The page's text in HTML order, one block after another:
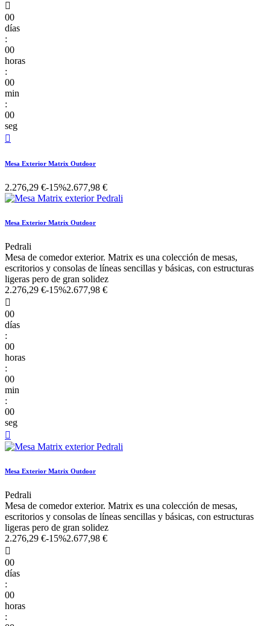

00
días
:
00
horas
:
00
min
:
00
seg

Mesa Exterior Matrix Outdoor
2.276,29 €-15%2.677,98 €
Mesa Exterior Matrix Outdoor
Pedrali
Mesa de comedor exterior. Matrix es una colección de mesas,
escritorios y consolas de líneas sencillas y básicas, con estructuras
ligeras pero de gran solidez
2.276,29 €-15%2.677,98 €

00
días
:
00
horas
:
00
min
:
00
seg

Mesa Exterior Matrix Outdoor
Pedrali
Mesa de comedor exterior. Matrix es una colección de mesas,
escritorios y consolas de líneas sencillas y básicas, con estructuras
ligeras pero de gran solidez
2.276,29 €-15%2.677,98 €

00
días
:
00
horas
: